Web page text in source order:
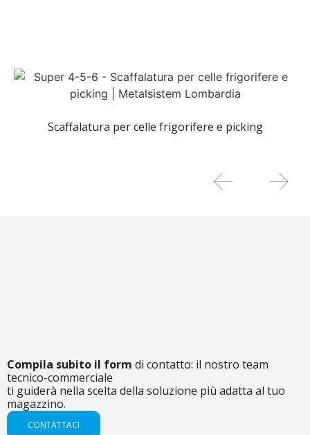
Scaffalatura per celle frigorifere e picking
Compila subito il form di contatto: il nostro team
tecnico-commerciale
ti guiderà nella scelta della soluzione più adatta al tuo
magazzino.
CONTATTACI